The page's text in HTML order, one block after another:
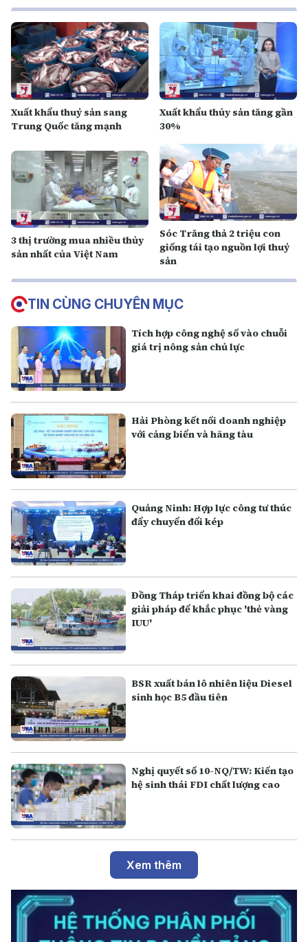
Xuất khẩu thuỷ sản sang
Trung Quốc tăng mạnh
Xuất khẩu thủy sản tăng gần
30%
3 thị trường mua nhiều thủy
sản nhất của Việt Nam
Sóc Trăng thả 2 triệu con
giống tái tạo nguồn lợi thuỷ
sản
TIN CÙNG CHUYÊN MỤC
Tích hợp công nghệ số vào chuỗi
giá trị nông sản chủ lực
Hải Phòng kết nối doanh nghiệp
với cảng biển và hãng tàu
Quảng Ninh: Hợp lực công tư thúc
đẩy chuyển đổi kép
Đồng Tháp triển khai đồng bộ các
giải pháp để khắc phục 'thẻ vàng
IUU'
BSR xuất bán lô nhiên liệu Diesel
sinh học B5 đầu tiên
Nghị quyết số 10-NQ/TW: Kiến tạo
hệ sinh thái FDI chất lượng cao
Xem thêm